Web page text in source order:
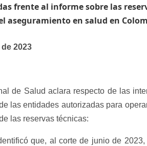
frente al informe sobre las
aseguramiento en salud en
2023
de Salud aclara respecto de las
las entidades autorizadas para
las reservas técnicas:
que, al corte de junio de